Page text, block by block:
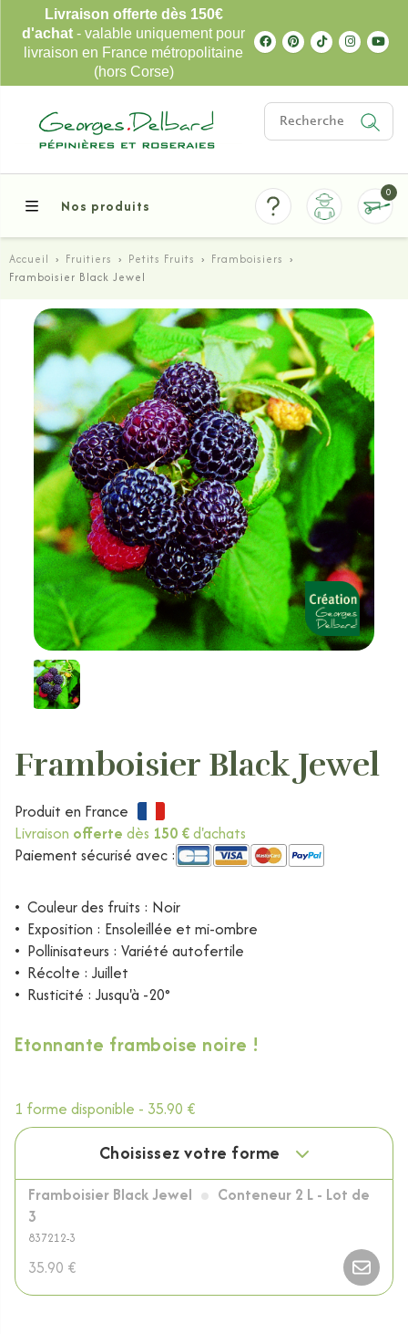
Livraison offerte dès 150€
d'achat - valable uniquement pour
livraison en France métropolitaine
(hors Corse)
Nos produits
0
Accueil › Fruitiers › Petits Fruits › Framboisiers ›
Framboisier Black Jewel
Framboisier Black Jewel
Produit en France
Livraison offerte dès 150 €d'achats
Paiement sécurisé avec :
• Couleur des fruits : Noir
• Exposition : Ensoleillée et mi-ombre
• Pollinisateurs : Variété autofertile
• Récolte : Juillet
• Rusticité : Jusqu'à -20°
Etonnante framboise noire !
1 forme disponible - 35.90 €
Choisissez votre forme
Framboisier Black Jewel
Conteneur 2 L - Lot de
3
837212-3
35.90 €